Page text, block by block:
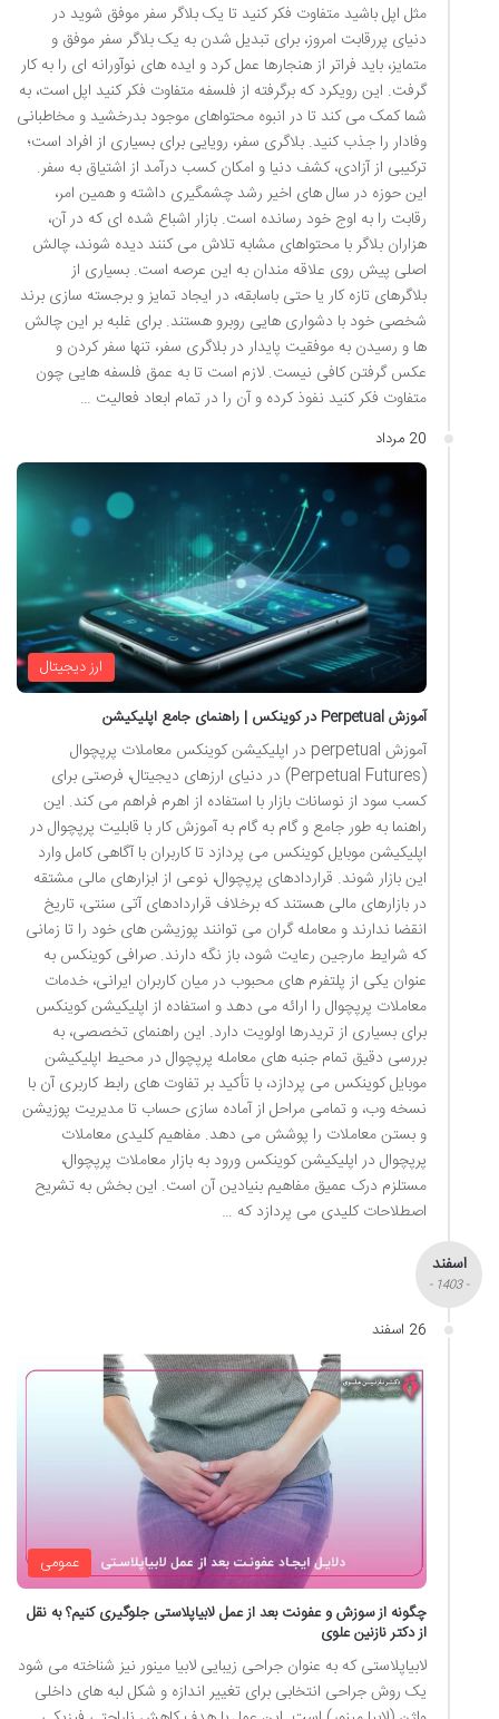
مثل اپل باشید متفاوت فکر کنید تا یک بلاگر سفر موفق شوید در
دنیای پررقابت امروز، برای تبدیل شدن به یک بلاگر سفر موفق و
متمایز، باید فراتر از هنجارها عمل کرد و ایده های نوآورانه ای را به کار
گرفت. این رویکرد که برگرفته از فلسفه متفاوت فکر کنید اپل است، به
شما کمک می کند تا در انبوه محتواهای موجود بدرخشید و مخاطبانی
وفادار را جذب کنید. بلاگری سفر، رویایی برای بسیاری از افراد است؛
ترکیبی از آزادی، کشف دنیا و امکان کسب درآمد از اشتیاق به سفر.
این حوزه در سال های اخیر رشد چشمگیری داشته و همین امر،
رقابت را به اوج خود رسانده است. بازار اشباع شده ای که در آن،
هزاران بلاگر با محتواهای مشابه تلاش می کنند دیده شوند، چالش
اصلی پیش روی علاقه مندان به این عرصه است. بسیاری از
بلاگرهای تازه کار یا حتی باسابقه، در ایجاد تمایز و برجسته سازی برند
شخصی خود با دشواری هایی روبرو هستند. برای غلبه بر این چالش
ها و رسیدن به موفقیت پایدار در بلاگری سفر، تنها سفر کردن و
عکس گرفتن کافی نیست. لازم است تا به عمق فلسفه هایی چون
متفاوت فکر کنید نفوذ کرده و آن را در تمام ابعاد فعالیت …
20 مرداد
ارز دیجیتال
آموزش Perpetual در کوینکس | راهنمای جامع اپلیکیشن
آموزش perpetual در اپلیکیشن کوینکس معاملات پرپچوال
(Perpetual Futures) در دنیای ارزهای دیجیتال، فرصتی برای
کسب سود از نوسانات بازار با استفاده از اهرم فراهم می کند. این
راهنما به طور جامع و گام به گام به آموزش کار با قابلیت پرپچوال در
اپلیکیشن موبایل کوینکس می پردازد تا کاربران با آگاهی کامل وارد
این بازار شوند. قراردادهای پرپچوال، نوعی از ابزارهای مالی مشتقه
در بازارهای مالی هستند که برخلاف قراردادهای آتی سنتی، تاریخ
انقضا ندارند و معامله گران می توانند پوزیشن های خود را تا زمانی
که شرایط مارجین رعایت شود، باز نگه دارند. صرافی کوینکس به
عنوان یکی از پلتفرم های محبوب در میان کاربران ایرانی، خدمات
معاملات پرپچوال را ارائه می دهد و استفاده از اپلیکیشن کوینکس
برای بسیاری از تریدرها اولویت دارد. این راهنمای تخصصی، به
بررسی دقیق تمام جنبه های معامله پرپچوال در محیط اپلیکیشن
موبایل کوینکس می پردازد، با تأکید بر تفاوت های رابط کاربری آن با
نسخه وب، و تمامی مراحل از آماده سازی حساب تا مدیریت پوزیشن
و بستن معاملات را پوشش می دهد. مفاهیم کلیدی معاملات
پرپچوال در اپلیکیشن کوینکس ورود به بازار معاملات پرپچوال،
مستلزم درک عمیق مفاهیم بنیادین آن است. این بخش به تشریح
اصطلاحات کلیدی می پردازد که …
اسفند
- 1403 -
26 اسفند
عمومی
چگونه از سوزش و عفونت بعد از عمل لابیاپلاستی جلوگیری کنیم؟ به نقل
از دکتر نازنین علوی
لابیاپلاستی که به عنوان جراحی زیبایی لابیا مینور نیز شناخته می شود
یک روش جراحی انتخابی برای تغییر اندازه و شکل لبه های داخلی